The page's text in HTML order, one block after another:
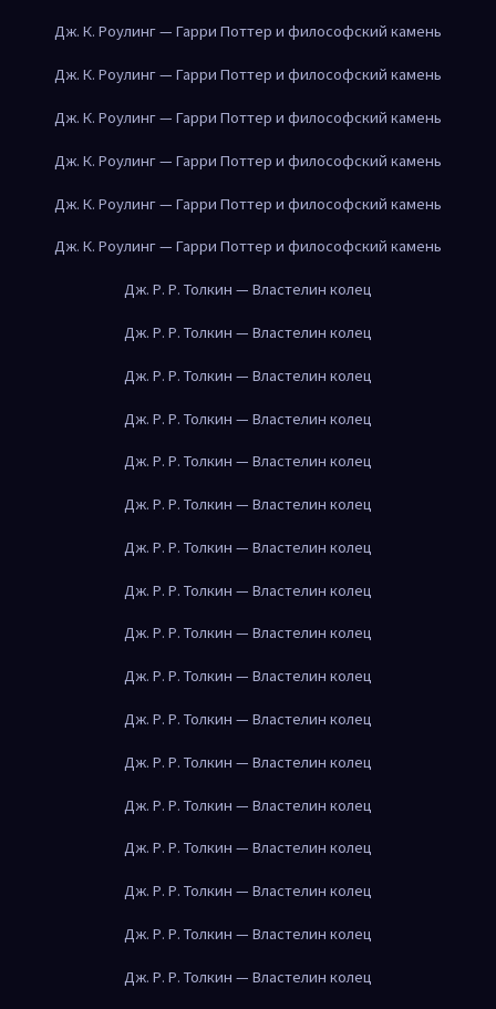
Дж. К. Роулинг — Гарри Поттер и философский камень
Дж. К. Роулинг — Гарри Поттер и философский камень
Дж. К. Роулинг — Гарри Поттер и философский камень
Дж. К. Роулинг — Гарри Поттер и философский камень
Дж. К. Роулинг — Гарри Поттер и философский камень
Дж. К. Роулинг — Гарри Поттер и философский камень
Дж. Р. Р. Толкин — Властелин колец
Дж. Р. Р. Толкин — Властелин колец
Дж. Р. Р. Толкин — Властелин колец
Дж. Р. Р. Толкин — Властелин колец
Дж. Р. Р. Толкин — Властелин колец
Дж. Р. Р. Толкин — Властелин колец
Дж. Р. Р. Толкин — Властелин колец
Дж. Р. Р. Толкин — Властелин колец
Дж. Р. Р. Толкин — Властелин колец
Дж. Р. Р. Толкин — Властелин колец
Дж. Р. Р. Толкин — Властелин колец
Дж. Р. Р. Толкин — Властелин колец
Дж. Р. Р. Толкин — Властелин колец
Дж. Р. Р. Толкин — Властелин колец
Дж. Р. Р. Толкин — Властелин колец
Дж. Р. Р. Толкин — Властелин колец
Дж. Р. Р. Толкин — Властелин колец